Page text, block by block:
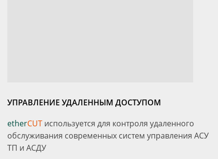
УПРАВЛЕНИЕ УДАЛЕННЫМ ДОСТУПОМ
etherCUT используется для контроля удаленного
обслуживания современных систем управления АСУ
ТП и АСДУ